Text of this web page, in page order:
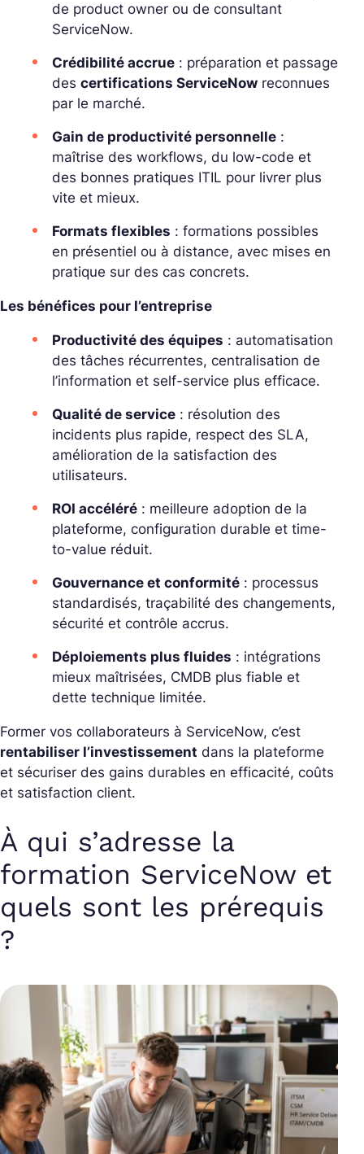
de product owner ou de consultant
ServiceNow.
Crédibilité accrue : préparation et passage
des certifications ServiceNow reconnues
par le marché.
Gain de productivité personnelle :
maîtrise des workflows, du low-code et
des bonnes pratiques ITIL pour livrer plus
vite et mieux.
Formats flexibles : formations possibles
en présentiel ou à distance, avec mises en
pratique sur des cas concrets.
Les bénéfices pour l’entreprise
Productivité des équipes : automatisation
des tâches récurrentes, centralisation de
l’information et self-service plus efficace.
Qualité de service : résolution des
incidents plus rapide, respect des SLA,
amélioration de la satisfaction des
utilisateurs.
ROI accéléré : meilleure adoption de la
plateforme, configuration durable et time-
to-value réduit.
Gouvernance et conformité : processus
standardisés, traçabilité des changements,
sécurité et contrôle accrus.
Déploiements plus fluides : intégrations
mieux maîtrisées, CMDB plus fiable et
dette technique limitée.
Former vos collaborateurs à ServiceNow, c’est
rentabiliser l’investissement dans la plateforme
et sécuriser des gains durables en efficacité, coûts
et satisfaction client.
À qui s’adresse la
formation ServiceNow et
quels sont les prérequis
?